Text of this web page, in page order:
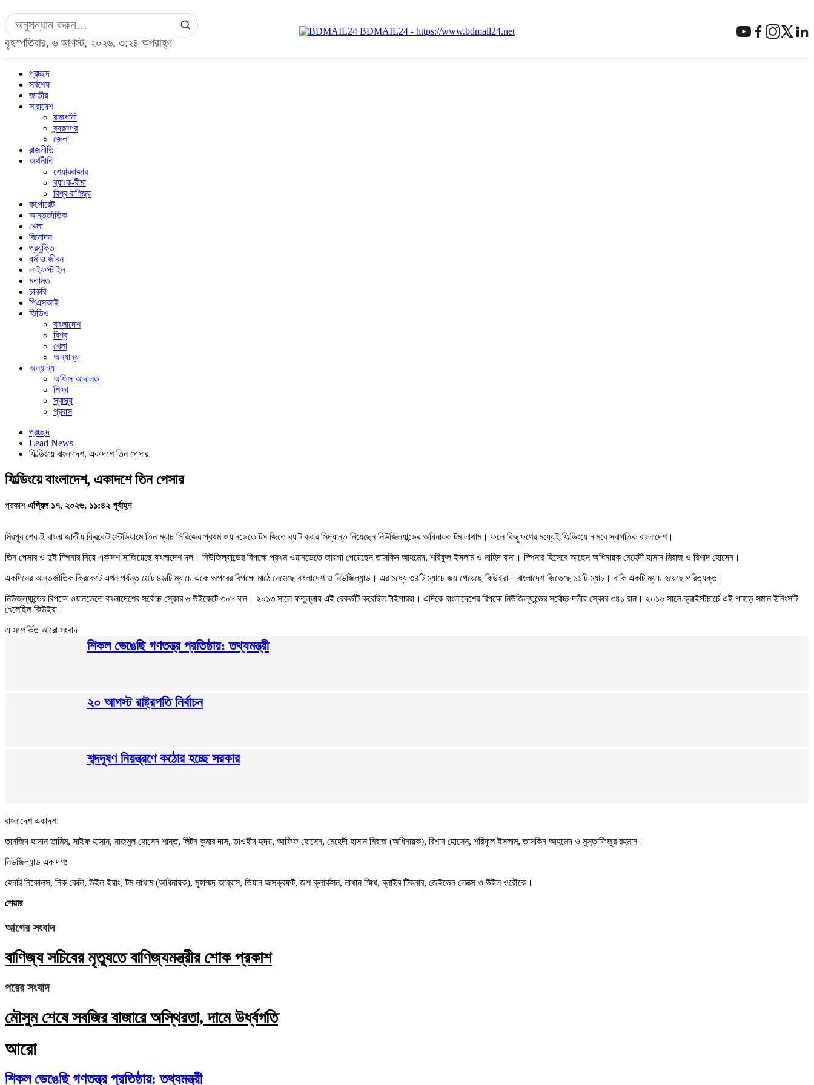
বৃহস্পতিবার, ৬ আগস্ট, ২০২৬, ৩:২৪ অপরাহ্ণ
BDMAIL24 - https://www.bdmail24.net
প্রচ্ছদ
সর্বশেষ
জাতীয়
সারাদেশ
রাজধানী
বন্দরনগর
জেলা
রাজনীতি
অর্থনীতি
শেয়ারবাজার
ব্যাংক-বীমা
বিশ্ব বাণিজ্য
কর্পোরেট
আন্তর্জাতিক
খেলা
বিনোদন
প্রযুক্তি
ধর্ম ও জীবন
লাইফস্টাইল
মতামত
চাকরি
পিএসআই
ভিডিও
বাংলাদেশ
বিশ্ব
খেলা
অন্যান্য
অন্যান্য
অফিস আদালত
শিক্ষা
স্বাস্থ্য
প্রবাস
প্রচ্ছদ
Lead News
ফিল্ডিংয়ে বাংলাদেশ, একাদশে তিন পেসার
ফিল্ডিংয়ে বাংলাদেশ, একাদশে তিন পেসার
প্রকাশএপ্রিল ১৭, ২০২৬, ১১:৪২ পূর্বাহ্ণ
মিরপুর শের-ই বাংলা জাতীয় ক্রিকেট স্টেডিয়ামে তিন ম্যাচ সিরিজের প্রথম ওয়ানডেতে টস জিতে ব্যাট করার সিদ্ধান্ত নিয়েছেন নিউজিল্যান্ডের অধিনায়ক টম লাথাম। ফলে কিছুক্ষণের মধ্যেই ফিল্ডিংয়ে নামবে স্বাগতিক বাংলাদেশ।
তিন পেসার ও দুই স্পিনার নিয়ে একাদশ সাজিয়েছে বাংলাদেশ দল। নিউজিল্যান্ডের বিপক্ষে প্রথম ওয়ানডেতে জায়গা পেয়েছেন তাসকিন আহমেদ, শরিফুল ইসলাম ও নাহিদ রানা। স্পিনার হিসেবে আছেন অধিনায়ক মেহেদী হাসান মিরাজ ও রিশাদ হোসেন।
একদিনের আন্তর্জাতিক ক্রিকেটে এখন পর্যন্ত মোট ৪৬টি ম্যাচে একে অপরের বিপক্ষে মাঠে নেমেছে বাংলাদেশ ও নিউজিল্যান্ড। এর মধ্যে ৩৪টি ম্যাচে জয় পেয়েছে কিউইরা। বাংলাদেশ জিতেছে ১১টি ম্যাচ। বাকি একটি ম্যাচ হয়েছে পরিত্যক্ত।
নিউজল্যান্ডের বিপক্ষে ওয়ানডেতে বাংলাদেশের সর্বোচ্চ স্কোর ৬ উইকেটে ৩০৯ রান। ২০১৩ সালে ফতুল্লায় এই রেকর্ডটি করেছিল টাইগাররা। এদিকে বাংলাদেশের বিপক্ষে নিউজিল্যান্ডের সর্বোচ্চ দলীয় স্কোর ৩৪১ রান। ২০১৬ সালে ক্রাইস্টচার্চে এই পাহাড় সমান ইনিংসটি
খেলেছিল কিউইরা।
এ সম্পর্কিত আরো সংবাদ
শিকল ভেঙেছি গণতন্ত্র প্রতিষ্ঠায়: তথ্যমন্ত্রী
২০ আগস্ট রাষ্ট্রপতি নির্বাচন
শব্দদূষণ নিয়ন্ত্রণে কঠোর হচ্ছে সরকার
বাংলাদেশ একাদশ:
তানজিদ হাসান তামিম, সাইফ হাসান, নাজমুল হোসেন শান্ত, লিটন কুমার দাস, তাওহীদ হৃদয়, আফিফ হোসেন, মেহেদী হাসান মিরাজ (অধিনায়ক), রিশাদ হোসেন, শরিফুল ইসলাম, তাসকিন আহমেদ ও মুস্তাফিজুর রহমান।
নিউজিল্যান্ড একাদশ:
হেনরি নিকোলস, নিক কেলি, উইল ইয়াং, টম লাথাম (অধিনায়ক), মুহাম্মদ আব্বাস, ডিয়ান ফক্সক্রফট, জশ ক্লার্কসন, নাথান স্মিথ, ব্লাইর টিকনার, জেইডেন লেনক্স ও উইল ওরৌকে।
শেয়ার
আগের সংবাদ
বাণিজ্য সচিবের মৃত্যুতে বাণিজ্যমন্ত্রীর শোক প্রকাশ
পরের সংবাদ
মৌসুম শেষে সবজির বাজারে অস্থিরতা, দামে উর্ধ্বগতি
আরো
শিকল ভেঙেছি গণতন্ত্র প্রতিষ্ঠায়: তথ্যমন্ত্রী